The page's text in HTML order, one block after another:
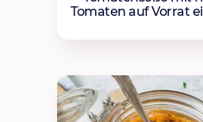
Tomaten auf Vorrat